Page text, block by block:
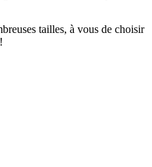
tailles, à vous de choisir